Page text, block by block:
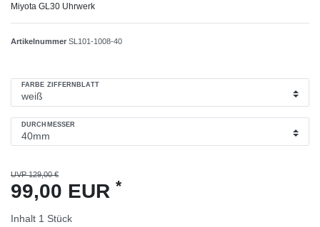
Miyota GL30 Uhrwerk
Artikelnummer SL101-1008-40
FARBE ZIFFERNBLATT
DURCHMESSER
UVP 129,00 €
99,00 EUR *
Inhalt 1 Stück